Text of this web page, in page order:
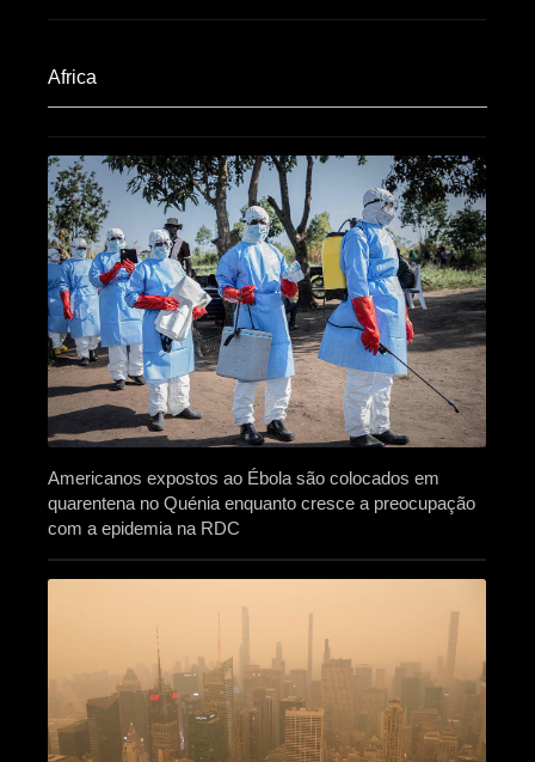
Africa​
Americanos expostos ao Ébola são colocados em
quarentena no Quénia enquanto cresce a preocupação
com a epidemia na RDC